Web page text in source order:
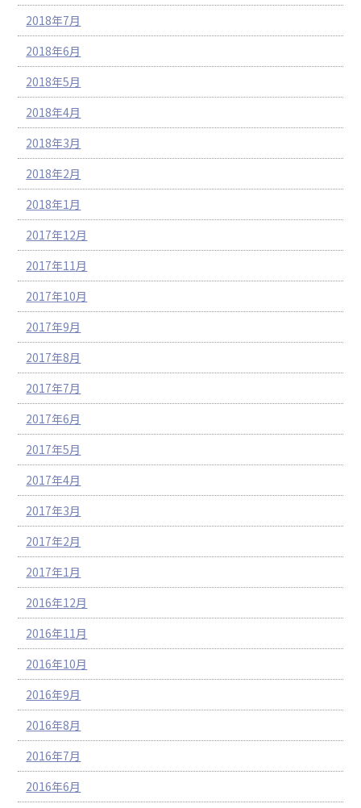
2018年7月
2018年6月
2018年5月
2018年4月
2018年3月
2018年2月
2018年1月
2017年12月
2017年11月
2017年10月
2017年9月
2017年8月
2017年7月
2017年6月
2017年5月
2017年4月
2017年3月
2017年2月
2017年1月
2016年12月
2016年11月
2016年10月
2016年9月
2016年8月
2016年7月
2016年6月